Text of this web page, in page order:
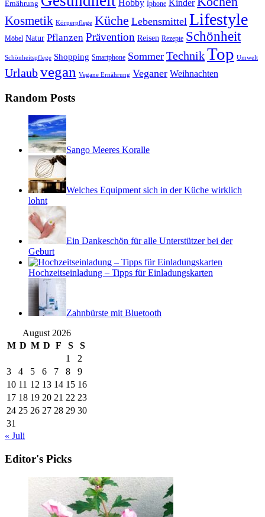
Ernährung Hobby Iphone Kinder
Kosmetik Körperpflege Küche Lebensmittel Lifestyle
Möbel Natur Pflanzen Prävention Reisen Rezepte Schönheit
Schönheitspflege Shopping Smartphone Sommer TechnikTop Umwelt
Urlaubvegan Vegane Ernährung Veganer Weihnachten
Random Posts
Sango Meeres Koralle
Welches Equipment sich in der Küche wirklich
lohnt
Ein Dankeschön für alle Unterstützer bei der
Geburt
Hochzeitseinladung – Tipps für Einladungskarten
Zahnbürste mit Bluetooth
August 2026
M D M D F S
S
1
2
3
4 5 6 7 8
9
10 11 12 13 14 15 16
17 18 19 20 21 22 23
24 25 26 27 28 29 30
31
« Juli
Editor's Picks